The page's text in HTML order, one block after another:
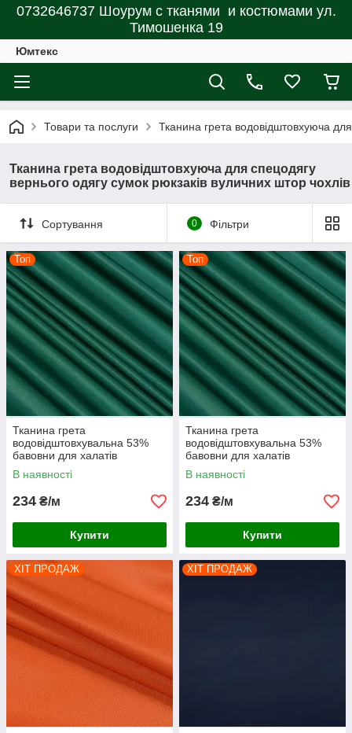
0732646737 Шоурум с тканями и костюмами ул.
Тимошенка 19
Юмтекс
Товари та послуги Тканина грета водовідштовхуюча
Тканина грета водовідштовхуюча для спецодягу
вернього одягу сумок рюкзаків вуличних штор чохлів
Сортування 0 Фільтри
Топ
Тканина грета
водовідштовхувальна 53%
бавовни для халатів
комбінезонів спецодягу
костюмів роби темно-зелена
В наявності
234 ₴/м
Купити
Топ
Тканина грета
водовідштовхувальна 53%
бавовни для халатів
комбінезонів спецодягу
костюмів роби темно-зелена
В наявності
234 ₴/м
Купити
ХІТ ПРОДАЖ ХІТ ПРОДАЖ